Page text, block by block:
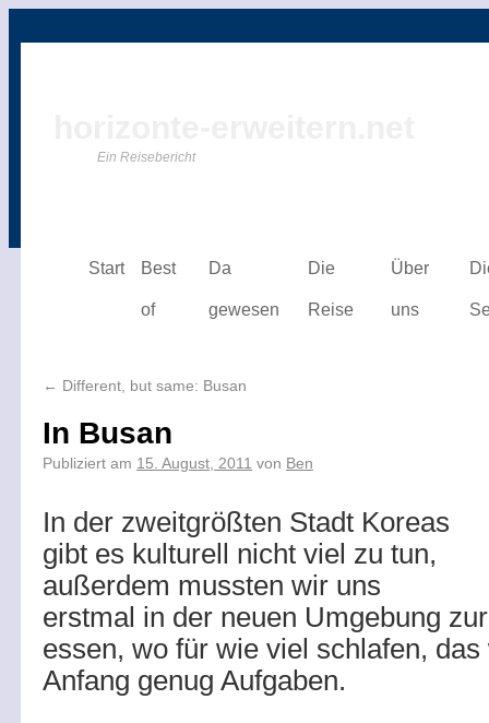
Ein Reisebericht
Start Best
of
Da
gewesen
Die
Reise
Über
uns
← Different, but same: Busan
In Busan
Publiziert am 15. August, 2011 von Ben
In der zweitgrößten Stadt Koreas
gibt es kulturell nicht viel zu tun,
außerdem mussten wir uns
erstmal in der neuen Umgebung
essen, wo für wie viel schlafen,
Anfang genug Aufgaben.